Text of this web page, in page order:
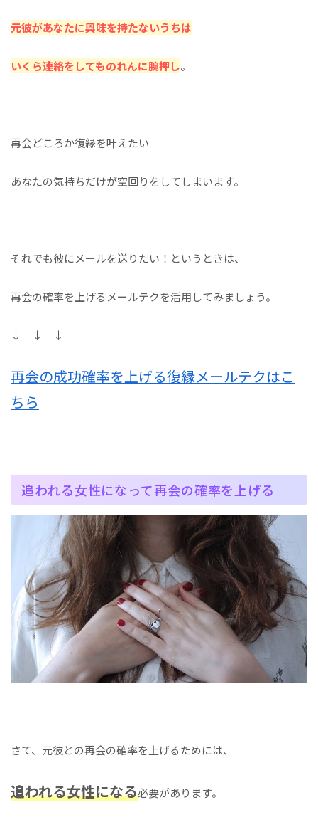
元彼があなたに興味を持たないうちは
いくら連絡をしてものれんに腕押し。
再会どころか復縁を叶えたい
あなたの気持ちだけが空回りをしてしまいます。
それでも彼にメールを送りたい！というときは、
再会の確率を上げるメールテクを活用してみましょう。
↓ ↓ ↓
再会の成功確率を上げる復縁メールテクはこ
ちら
追われる女性になって再会の確率を上げる
さて、元彼との再会の確率を上げるためには、
追われる女性になる必要があります。